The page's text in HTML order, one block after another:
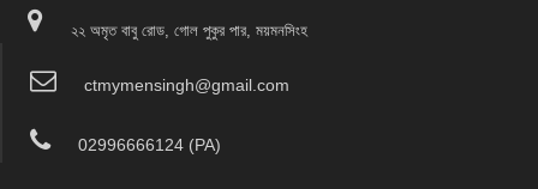
২২ অমৃত বাবু রোড, গোল পুকুর পার, ময়মনসিংহ
ctmymensingh@gmail.com
02996666124 (PA)